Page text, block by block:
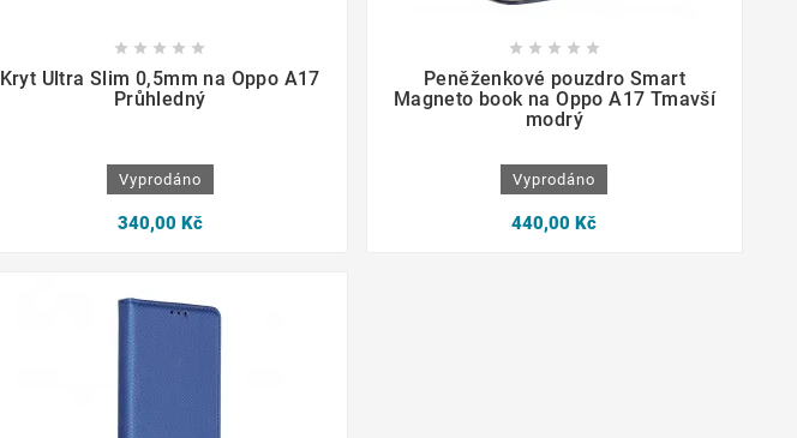
    
Kryt Ultra Slim 0,5mm na Oppo A17
Průhledný
Vyprodáno
340,00 Kč
    
Peněženkové pouzdro Smart
Magneto book na Oppo A17 Tmavší
modrý
Vyprodáno
440,00 Kč